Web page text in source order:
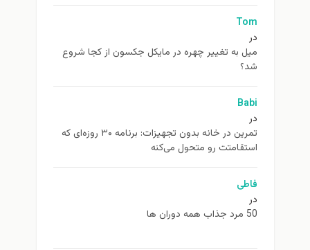
Tom
در
ميل به تغيير چهره در مایکل جکسون از كجا شروع
شد؟
Babi
در
تمرین در خانه بدون تجهیزات: برنامه ۳۰ روزه‌ای که
استقامتت رو متحول می‌کنه
فاطی
در
50 مرد جذاب همه دوران ها